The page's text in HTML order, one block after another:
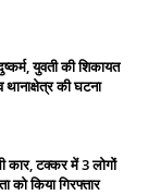
युवती की शिकायत
की घटना
कार, टक्कर में 3 लोगों
को किया गिरफ्तार